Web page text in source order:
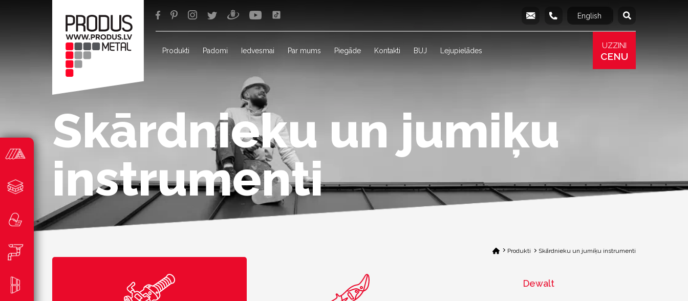
info@produs.lv
277 03 577 277 68 177
English Русский
Produkti Padomi Iedvesmai Par mums Piegāde Kontakti BUJ Lejupielādes
UZZINI
CENU
Skārdnieku un jumiķu
instrumenti
Produkti Skārdnieku un jumiķu instrumenti
Dewalt